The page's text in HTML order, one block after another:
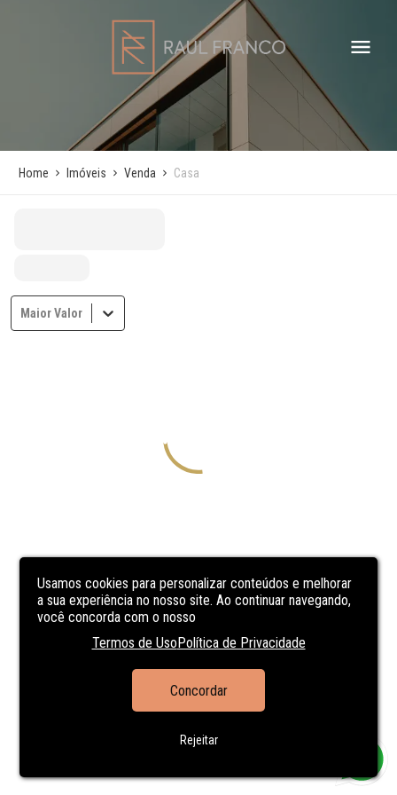
Usamos cookies para personalizar conteúdos e melhorar
a sua experiência no nosso site. Ao continuar navegando,
você concorda com o nosso
Termos de UsoPolítica de Privacidade
Concordar
Rejeitar
Home Imóveis Venda Casa
Maior Valor